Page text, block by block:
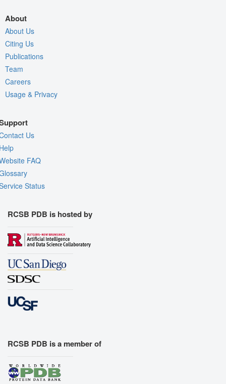
Density
Quality Assessment
Assembly Symmetry
Export Models
Export Animation
Export Geometry
About
About Us
Citing Us
Publications
Team
Careers
Usage & Privacy
Us
FAQ
Status
RCSB PDB is hosted by
RCSB PDB is a member of